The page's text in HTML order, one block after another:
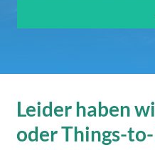
Leider haben
oder Things-